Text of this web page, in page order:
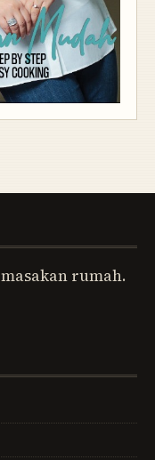
rumah.